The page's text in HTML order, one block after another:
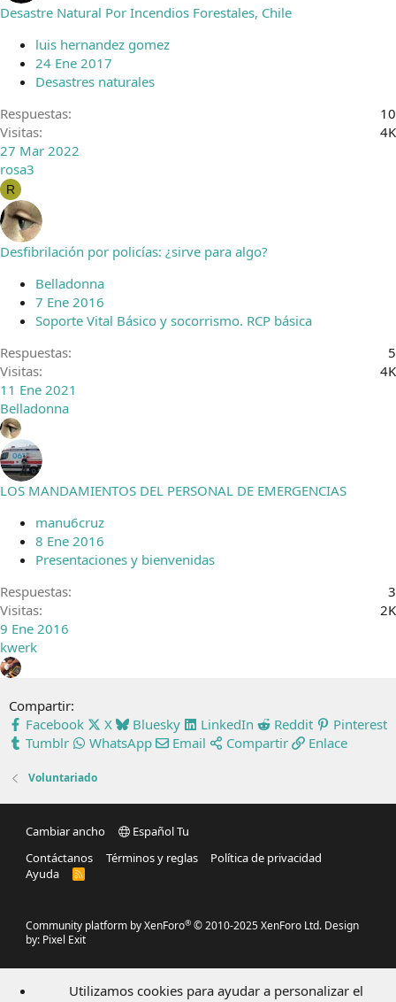
Desastre Natural Por Incendios Forestales, Chile
luis hernandez gomez
24 Ene 2017
Desastres naturales
Respuestas
10
Visitas
4K
27 Mar 2022
rosa3
R
Desfibrilación por policías: ¿sirve para algo?
Belladonna
7 Ene 2016
Soporte Vital Básico y socorrismo. RCP básica
Respuestas
5
Visitas
4K
11 Ene 2021
Belladonna
LOS MANDAMIENTOS DEL PERSONAL DE EMERGENCIAS
manu6cruz
8 Ene 2016
Presentaciones y bienvenidas
Respuestas
3
Visitas
2K
9 Ene 2016
kwerk
Compartir:
Facebook
X Bluesky LinkedIn Reddit
Pinterest
Tumblr
WhatsApp Email Compartir Enlace
Voluntariado
Cambiar ancho
Español Tu
Contáctanos
Términos y reglas
Política de privacidad
Ayuda
R
Community platform by XenForo® © 2010-2025 XenForo Ltd. Design
by: Pixel Exit
Utilizamos cookies para ayudar a personalizar el